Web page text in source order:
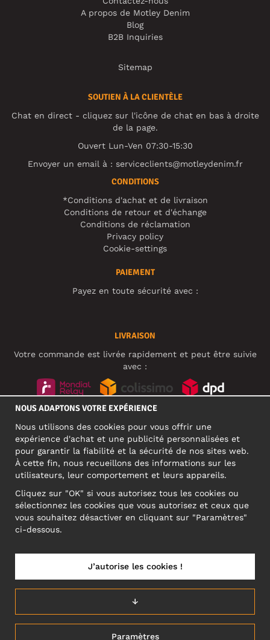
A propos de Motley Denim
Blog
B2B Inquiries
Sitemap
SOUTIEN À LA CLIENTÈLE
Chat en direct - cliquez sur l'icône de chat en bas à droite
de la page.
Ouvert Lun-Ven 07:30-15:30
Envoyer un email à : serviceclients@motleydenim.fr
CONDITIONS
*Conditions d'achat et de livraison
Conditions de retour et d'échange
Conditions de réclamation
Privacy policy
Cookie-settings
PAIEMENT
Payez en toute sécurité avec :
LIVRAISON
Votre commande est livrée rapidement et peut être suivie
avec :
ADRESSE PROFESSIONNELLE
Narva mnt 5, EE-10117 Tallinn
Reg: 12356245
ATTENTION ! N'envoyez pas les retours de produits à cette
FRANCE/FRANÇAIS (FR)
NOUS ADAPTONS VOTRE EXPÉRIENCE
Nous utilisons des cookies pour vous offrir une
expérience d'achat et une publicité personnalisées et
pour garantir la fiabilité et la sécurité de nos sites web.
À cette fin, nous recueillons des informations sur les
utilisateurs, leur comportement et leurs appareils.
Cliquez sur "OK" si vous autorisez tous les cookies ou
sélectionnez les cookies que vous autorisez et ceux que
vous souhaitez désactiver en cliquant sur "Paramètres"
ci-dessous.
Paramètres
↓
J’autorise les cookies !